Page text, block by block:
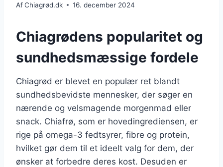
AfChiagrød.dk 16. december 2024
Chiagrødens popularitet og
sundhedsmæssige fordele
Chiagrød er blevet en populær ret blandt
sundhedsbevidste mennesker, der søger en
nærende og velsmagende morgenmad eller
snack. Chiafrø, som er hovedingrediensen, er
rige på omega-3 fedtsyrer, fibre og protein,
hvilket gør dem til et ideelt valg for dem, der
ønsker at forbedre deres kost. Desuden er